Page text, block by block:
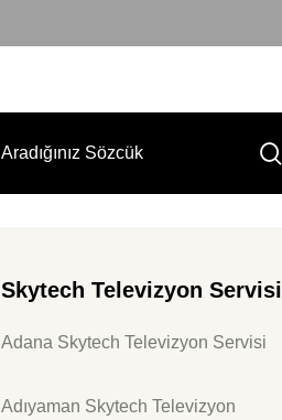
Skytech Televizyon Servisi
Adana Skytech Televizyon Servisi
Adıyaman Skytech Televizyon